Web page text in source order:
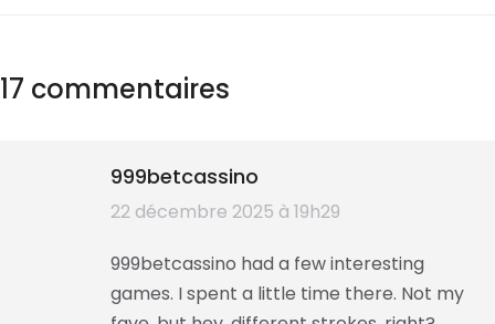
17 commentaires
999betcassino
dit
22 décembre 2025 à 19h29
999betcassino had a few interesting
games. I spent a little time there. Not my